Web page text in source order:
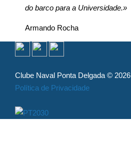
do barco para a Universidade.»
Armando Rocha
Clube Naval Ponta Delgada © 2026
Política de Privacidade